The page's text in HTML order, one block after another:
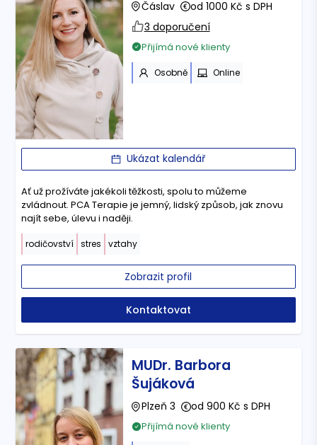
Čáslav
od 1000 Kč s DPH
3 doporučení
Přijímá nové klienty
Osobně Online
Ukázat kalendář
Ať už prožíváte jakékoli těžkosti, spolu to můžeme
zvládnout. PCA Terapie je jemný, lidský způsob, jak znovu
najít sebe, úlevu i naději.
rodičovství stres vztahy
Zobrazit profil
Kontaktovat
MUDr. Barbora
Šujáková
Plzeň 3 od 900 Kč s DPH
Přijímá nové klienty